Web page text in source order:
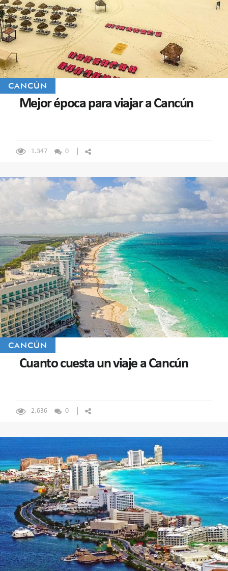
CANCÚN
Mejor época para viajar a Cancún
1.347 0
CANCÚN
Cuanto cuesta un viaje a Cancún
2.636 0